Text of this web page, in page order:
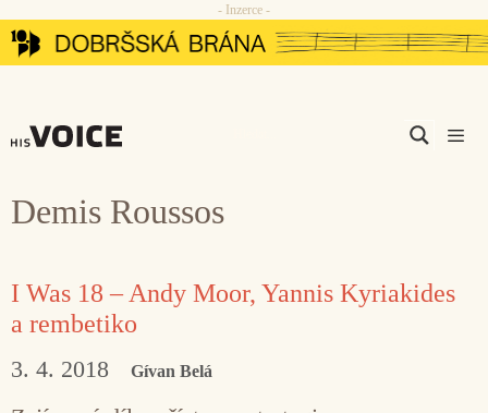
Přeskočit
na
- Inzerce -
Demis Roussos
I Was 18 – Andy Moor, Yannis Kyriakides
a rembetiko
3. 4. 2018 Gívan Belá